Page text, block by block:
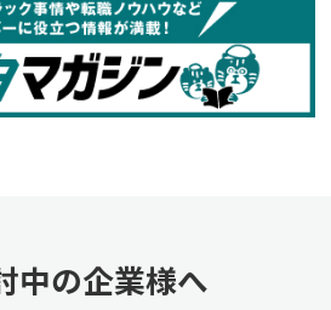
中の企業様へ